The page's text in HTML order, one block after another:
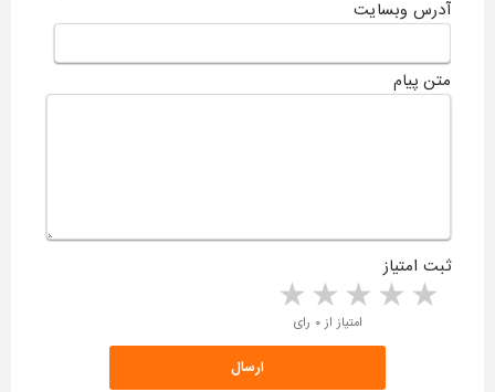
آدرس وبسایت
متن پیام
ثبت امتیاز
4 stars 3 stars 2 stars 1 star امتیاز از ۰ رای